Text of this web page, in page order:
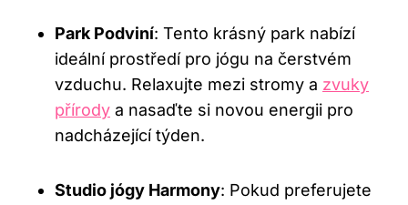
Park Podviní: Tento krásný park nabízí
ideální prostředí ⁤pro jógu na čerstvém
vzduchu. Relaxujte‌ mezi stromy a zvuky
přírody a nasaďte si ⁣novou energii ⁣pro
nadcházející týden.
Studio jógy Harmony: Pokud preferujete